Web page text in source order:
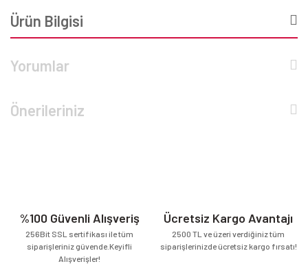
Ürün Bilgisi
Yorumlar
Önerileriniz
%100 Güvenli Alışveriş
256Bit SSL sertifikası ile tüm
siparişleriniz güvende.Keyifli
Alışverişler!
Ücretsiz Kargo Avantajı
2500 TL ve üzeri verdiğiniz tüm
siparişlerinizde ücretsiz kargo fırsatı!